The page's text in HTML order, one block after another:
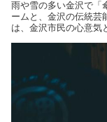
雨や雪の多い金沢で「
ームと、金沢の伝統芸
は、金沢市民の心意気